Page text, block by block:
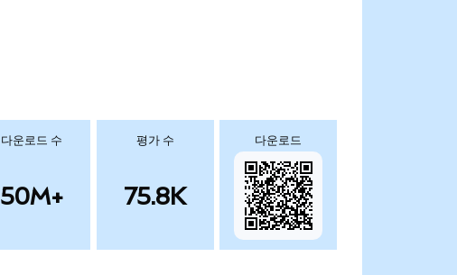
다운로드 수
50M+
평가 수
75.8K
다운로드